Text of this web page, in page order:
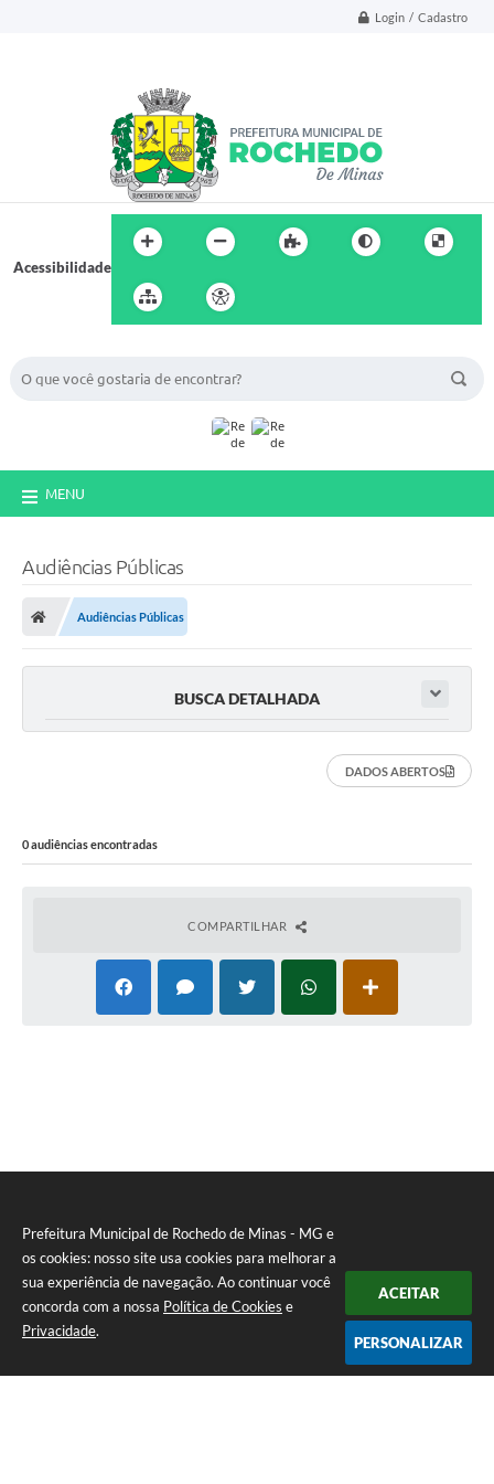
Prefeitura Municipal de Rochedo de Minas - MG e
os cookies: nosso site usa cookies para melhorar a
sua experiência de navegação. Ao continuar você
concorda com a nossa Política de Cookies e
Privacidade.
ACEITAR
PERSONALIZAR
Login / Cadastro
Acessibilidade
MENU
Audiências Públicas
Audiências Públicas
BUSCA DETALHADA
DADOS ABERTOS
0 audiências encontradas
COMPARTILHAR